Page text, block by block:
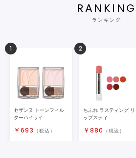
RANKING
ランキング
1
セザンヌ トーンフィル
ターハイライ...
￥ 693 （税込）
2
ちふれ ラスティング リ
ップスティ...
￥ 880 （税込）